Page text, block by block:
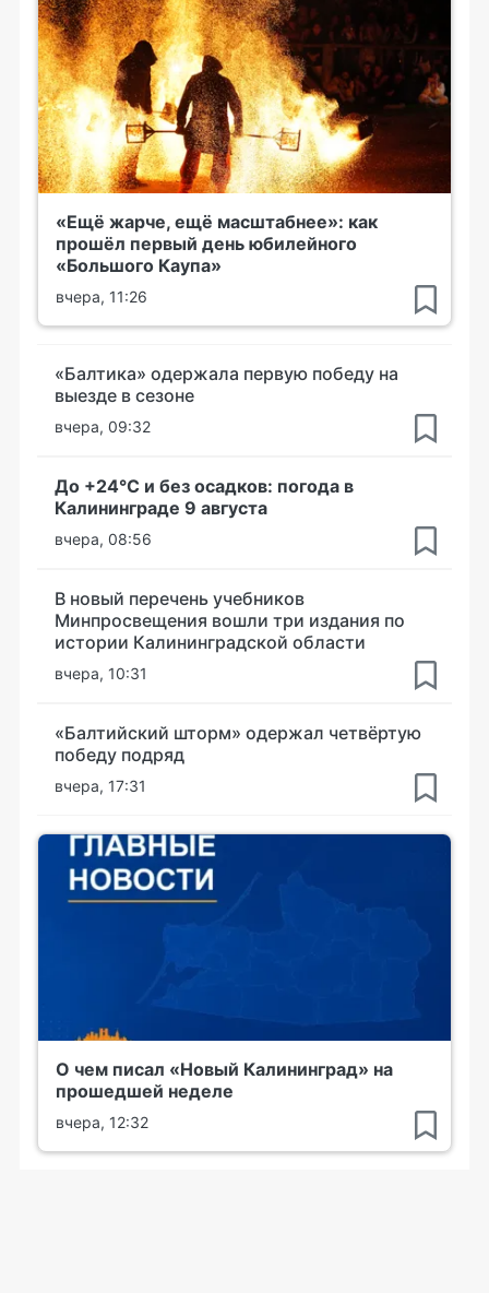
«Ещё жарче, ещё масштабнее»: как
прошёл первый день юбилейного
«Большого Каупа»
вчера, 11:26
«Балтика» одержала первую победу на
выезде в сезоне
вчера, 09:32
До +24°С и без осадков: погода в
Калининграде 9 августа
вчера, 08:56
В новый перечень учебников
Минпросвещения вошли три издания по
истории Калининградской области
вчера, 10:31
«Балтийский шторм» одержал четвёртую
победу подряд
вчера, 17:31
О чем писал «Новый Калининград» на
прошедшей неделе
вчера, 12:32